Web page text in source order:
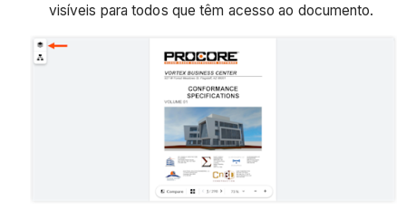
visíveis para todos que têm acesso ao documento.